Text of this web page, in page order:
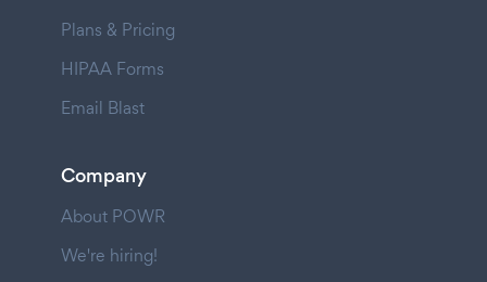
Plans & Pricing
HIPAA Forms
Email Blast
Company
About POWR
We're hiring!